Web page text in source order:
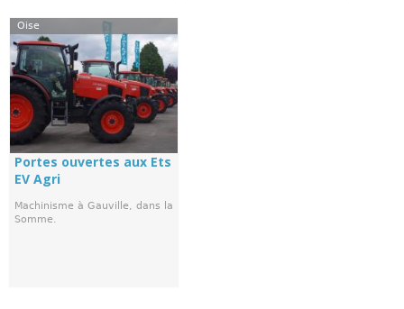
Oise
Portes ouvertes aux Ets
EV Agri
Machinisme à Gauville, dans la
Somme.